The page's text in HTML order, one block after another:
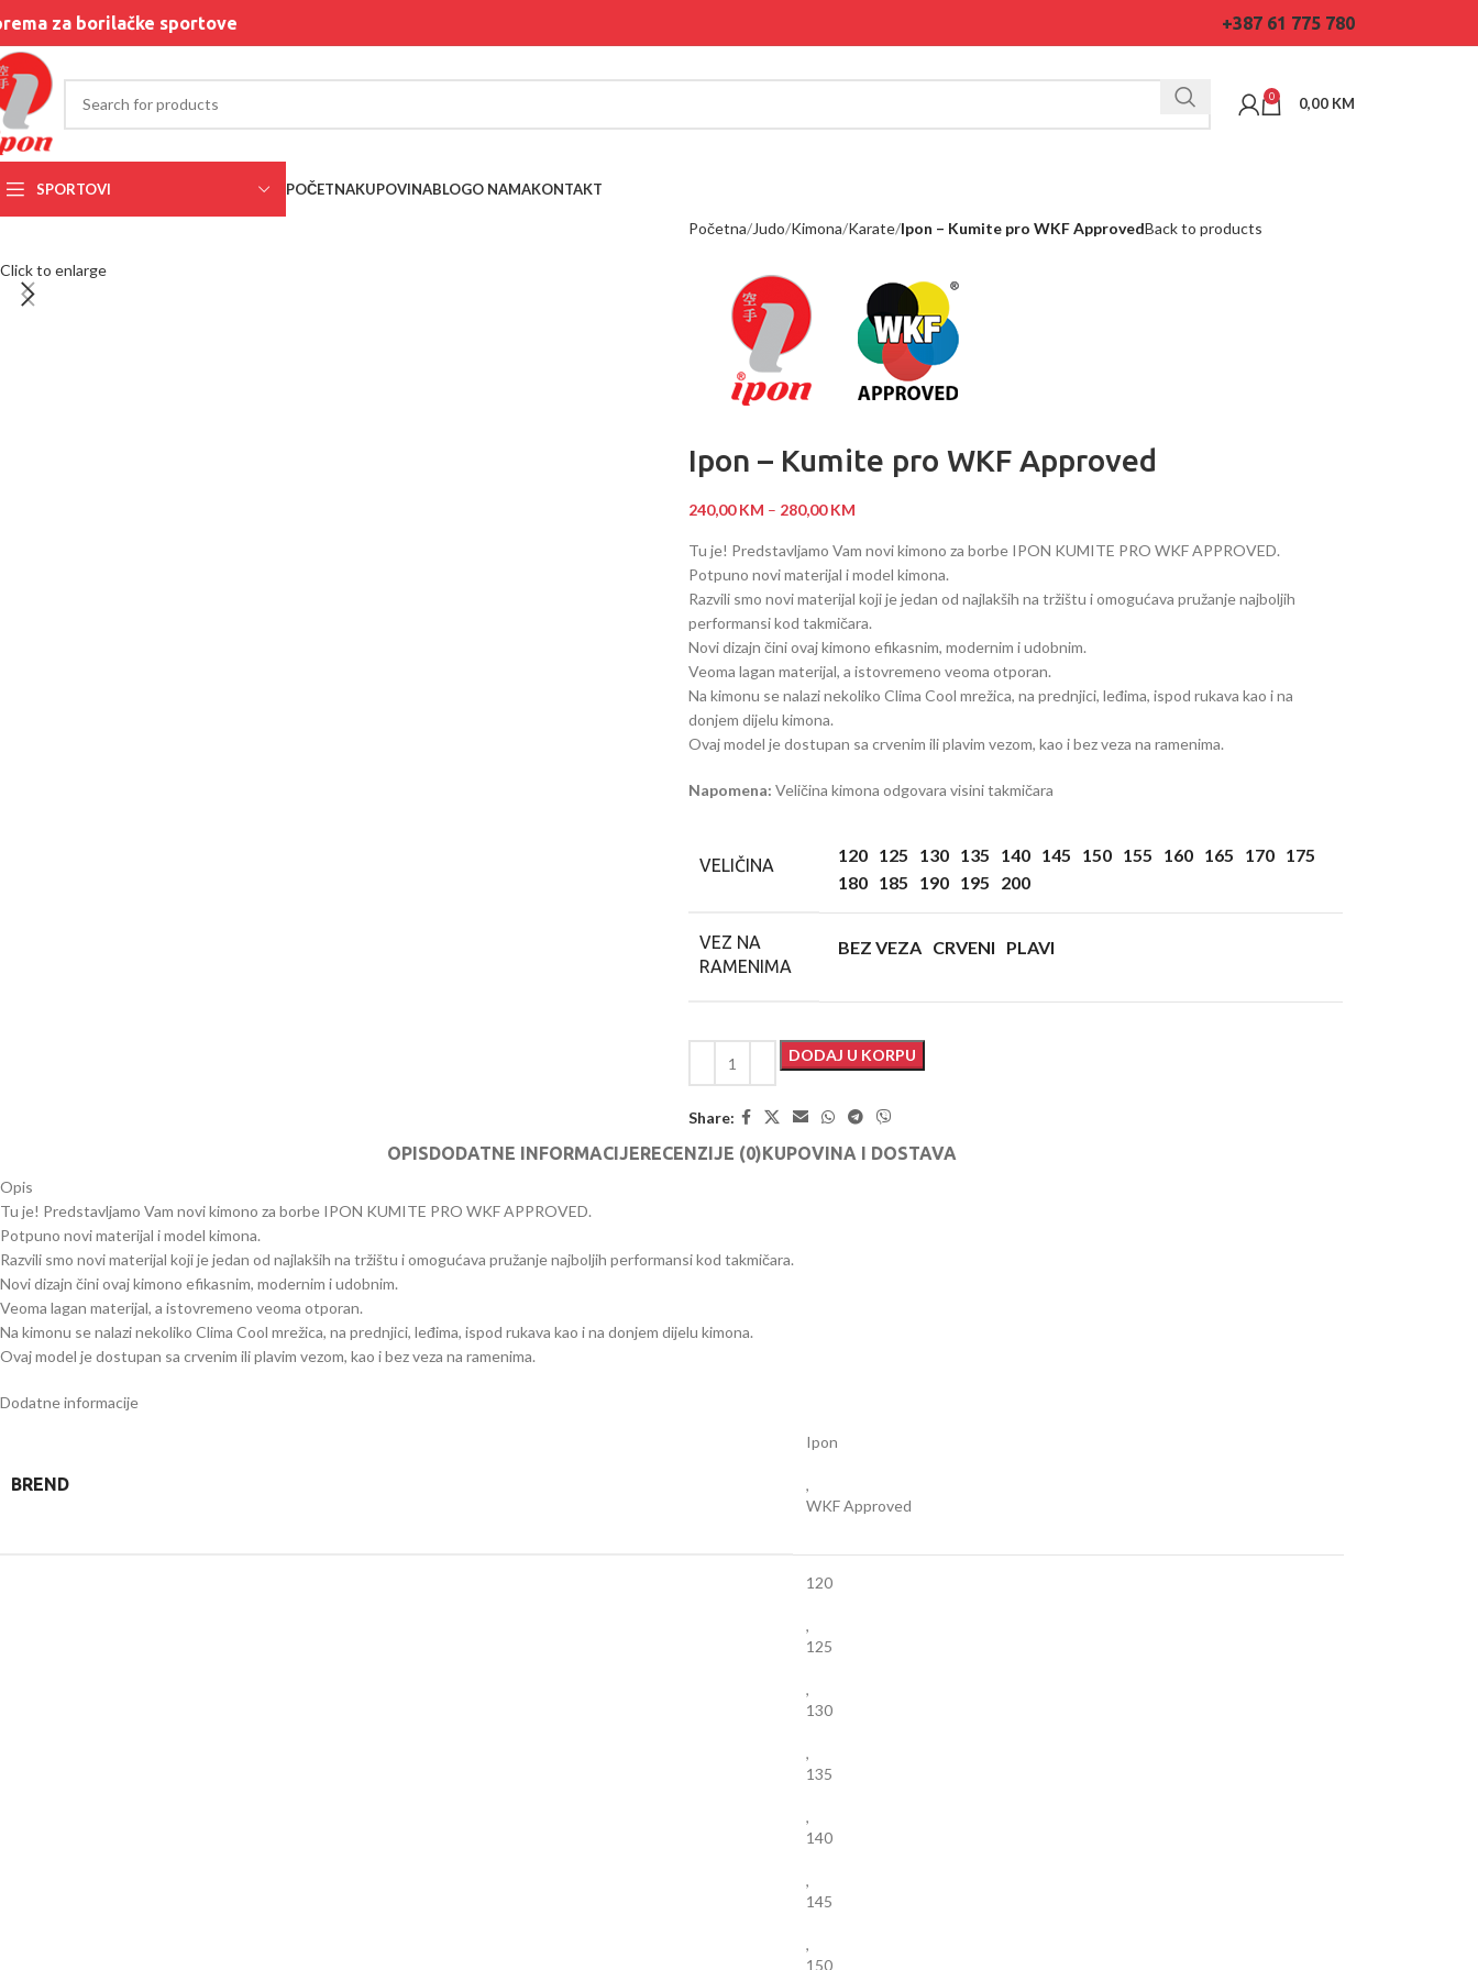
za borilačke sportove +387 61 775 780
0 0,00 KM
SPORTOVI POČETNAKUPOVINABLOGO NAMAKONTAKT
Click to enlarge
Početna Judo Kimona Karate Ipon – Kumite pro WKF ApprovedBack to products
Ipon – Kumite pro WKF Approved
240,00KM – 280,00KM
Tu je! Predstavljamo Vam novi kimono za borbe IPON KUMITE PRO WKF APPROVED.
Potpuno novi materijal i model kimona.
Razvili smo novi materijal koji je jedan od najlakših na tržištu i omogućava pružanje najboljih
performansi kod takmičara.
Novi dizajn čini ovaj kimono efikasnim, modernim i udobnim.
Veoma lagan materijal, a istovremeno veoma otporan.
Na kimonu se nalazi nekoliko Clima Cool mrežica, na prednjici, leđima, ispod rukava kao i na
donjem dijelu kimona.
Ovaj model je dostupan sa crvenim ili plavim vezom, kao i bez veza na ramenima.
Napomena: Veličina kimona odgovara visini takmičara
VELIČINA
120 125 130 135 140 145 150 155 160 165 170 175
180 185 190 195 200
VEZ NA
RAMENIMA
BEZ VEZA CRVENI PLAVI
DODAJ U KORPU
Share:
OPISDODATNE INFORMACIJERECENZIJE (0)KUPOVINA I DOSTAVA
Opis
Tu je! Predstavljamo Vam novi kimono za borbe IPON KUMITE PRO WKF APPROVED.
Potpuno novi materijal i model kimona.
Razvili smo novi materijal koji je jedan od najlakših na tržištu i omogućava pružanje najboljih performansi kod takmičara.
Novi dizajn čini ovaj kimono efikasnim, modernim i udobnim.
Veoma lagan materijal, a istovremeno veoma otporan.
Na kimonu se nalazi nekoliko Clima Cool mrežica, na prednjici, leđima, ispod rukava kao i na donjem dijelu kimona.
Ovaj model je dostupan sa crvenim ili plavim vezom, kao i bez veza na ramenima.
Dodatne informacije
BREND
Ipon
,
WKF Approved
120
,
125
,
130
,
135
,
140
,
145
,
150